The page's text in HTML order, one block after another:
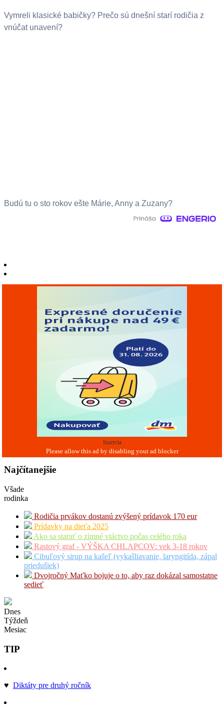
Vymreli klasické babičky? Prečo sú dnešní starí rodičia z
vnúčat unavení?
Budú tu o sto rokov ešte Márie, Anny a Zuzany?
Inzercia
Najčítanejšie
Všade
rodinka
Rodičia prvákov dostanú zvýšený prídavok 170 eur
Prídavky na dieťa 2025
Ako sa starať o zimné vtáctvo počas celého roka
Rastový graf - VÝŠKA CHLAPCOV: vek 3-18 rokov
Cibuľový sirup na kašeľ (vykašliavanie, laryngitída, zápal
priedušiek)
Dvojročný Maťko bojuje o to, aby raz dokázal samostatne
sedieť
Dnes
Týždeň
Mesiac
TIP
♥ Diktáty pre druhý ročník